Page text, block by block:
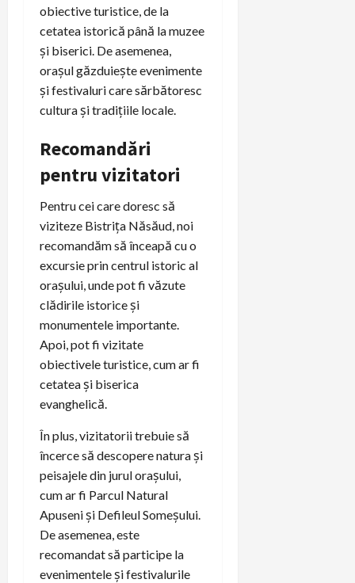
obiective turistice, de la
cetatea istorică până la muzee
și biserici. De asemenea,
orașul găzduiește evenimente
și festivaluri care sărbătoresc
cultura și tradițiile locale.
Recomandări
pentru vizitatori
Pentru cei care doresc să
viziteze Bistrița Năsăud, noi
recomandăm să înceapă cu o
excursie prin centrul istoric al
orașului, unde pot fi văzute
clădirile istorice și
monumentele importante.
Apoi, pot fi vizitate
obiectivele turistice, cum ar fi
cetatea și biserica
evanghelică.
În plus, vizitatorii trebuie să
încerce să descopere natura și
peisajele din jurul orașului,
cum ar fi Parcul Natural
Apuseni și Defileul Someșului.
De asemenea, este
recomandat să participe la
evenimentele și festivalurile